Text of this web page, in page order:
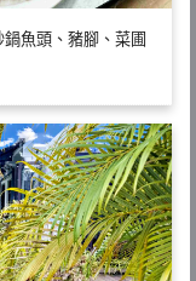
魚頭、豬腳、菜圃